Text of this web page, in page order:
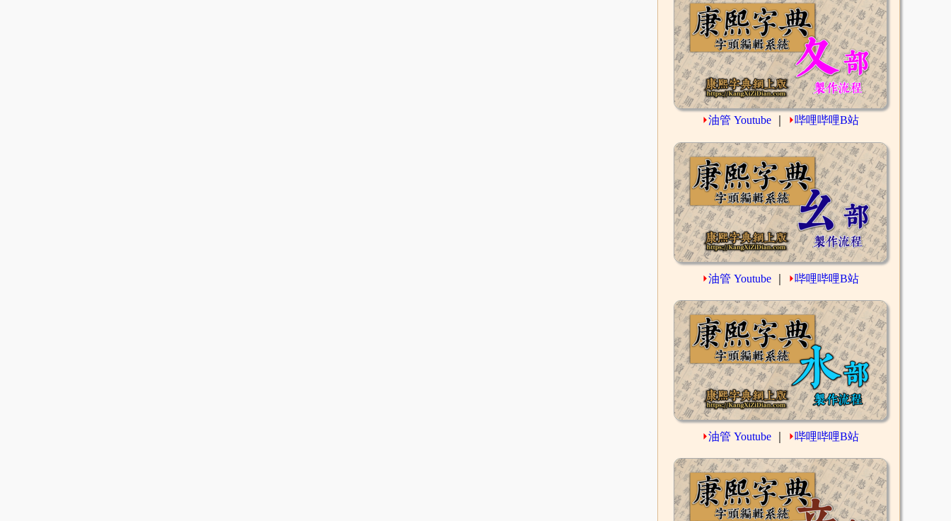
⏵油管 Youtube ⏵哔哩哔哩B站
⏵油管 Youtube ⏵哔哩哔哩B站
⏵油管 Youtube ⏵哔哩哔哩B站